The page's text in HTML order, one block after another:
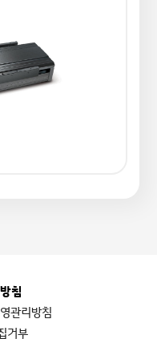
침
관리방침
거부